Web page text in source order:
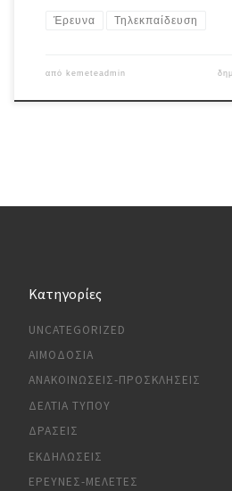
Έρευνα Τηλεκπαίδευση
από kemeteadmin
Kατηγορίες
UNCATEGORIZED
ΑΙΜΟΔΟΣΊΑ
ΑΝΑΚΟΙΝΏΣΕΙΣ-ΠΡΟΣΚΛΉΣΕΙΣ
ΔΕΛΤΊΑ ΤΎΠΟΥ
ΔΡΆΣΕΙΣ
ΕΚΔΗΛΏΣΕΙΣ
ΈΡΕΥΝΕΣ-ΜΕΛΈΤΕΣ